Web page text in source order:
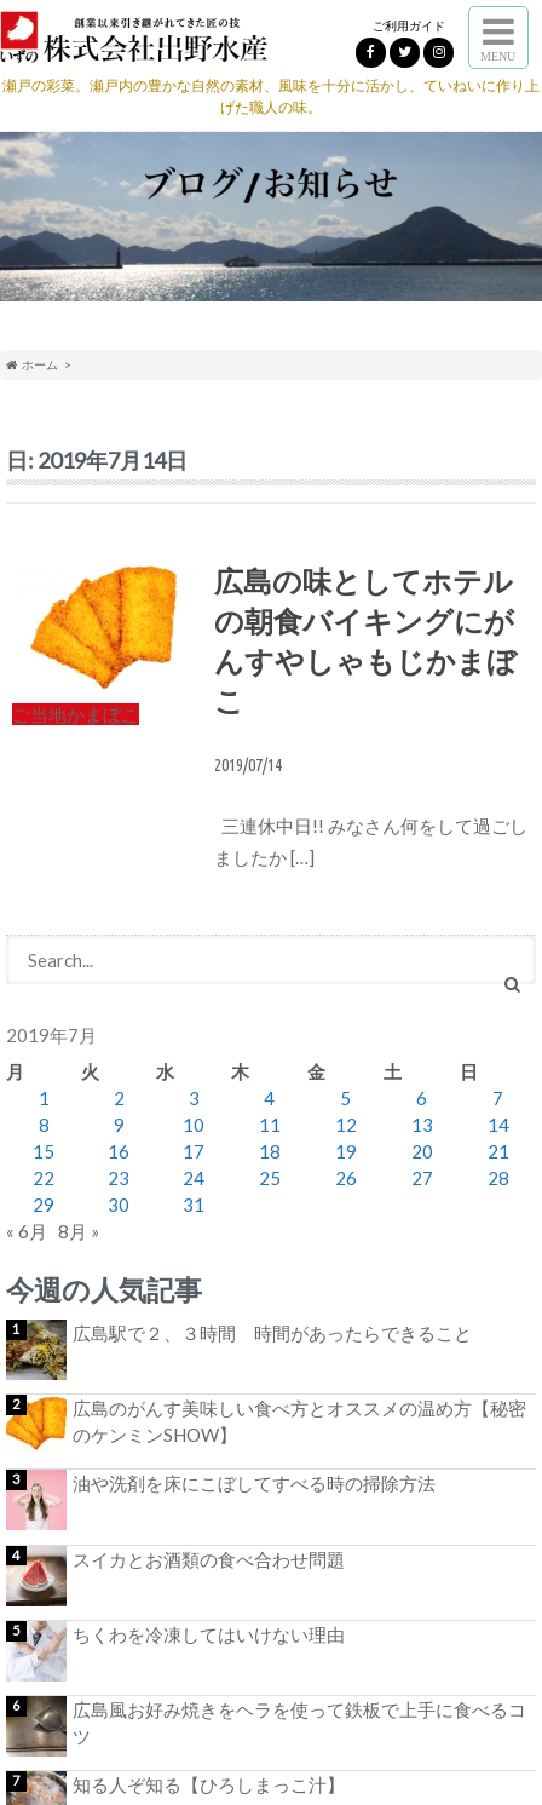
ご利用ガイド
MENU
瀬戸の彩菜。瀬戸内の豊かな自然の素材、風味を十分に活かし、ていねいに作り上
げた職人の味。
ホーム
日: 2019年7月14日
ご当地かまぼこ
広島の味としてホテル
の朝食バイキングにが
んすやしゃもじかまぼ
こ
2019/07/14
三連休中日!! みなさん何をして過ごし
ましたか […]
2019年7月
月
火 水 木 金 土
日
1
2 3 4 5 6
7
8
9 10 11 12 13
14
15
16 17 18 19 20
21
22
23 24 25 26 27
28
29
30
31
« 6月
8月 »
今週の人気記事
広島駅で２、３時間 時間があったらできること
広島のがんす美味しい食べ方とオススメの温め方【秘密
のケンミンSHOW】
油や洗剤を床にこぼしてすべる時の掃除方法
スイカとお酒類の食べ合わせ問題
ちくわを冷凍してはいけない理由
広島風お好み焼きをヘラを使って鉄板で上手に食べるコ
ツ
知る人ぞ知る【ひろしまっこ汁】